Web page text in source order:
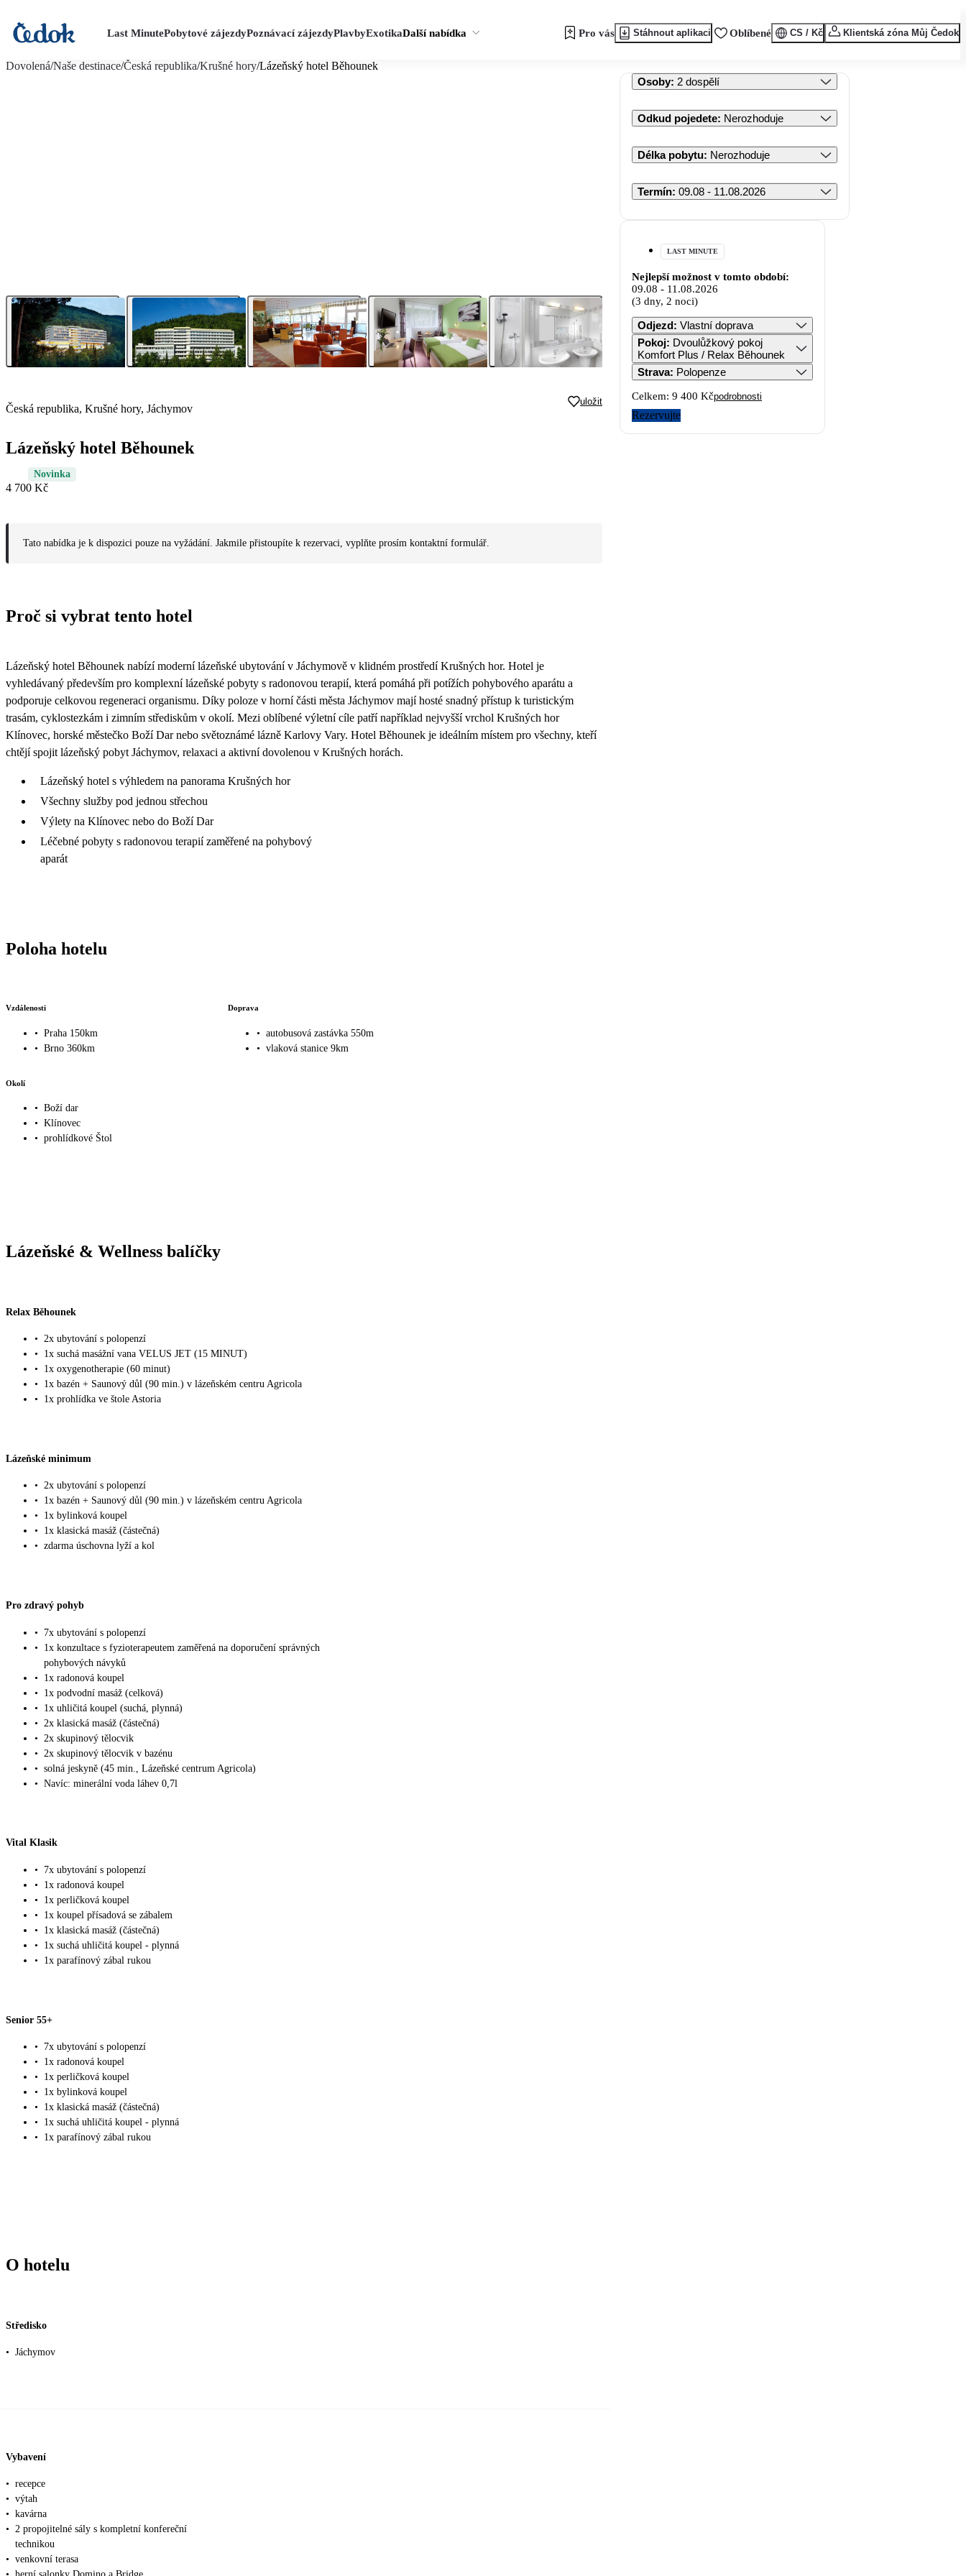
Last MinutePobytové zájezdyPoznávací zájezdyPlavbyExotikaDalší nabídka Pro vás Stáhnout aplikaci Oblíbené CS / Kč Klientská zóna Můj Čedok
Dovolená/Naše destinace/Česká republika/Krušné hory/Lázeňský hotel Běhounek
Česká republika, Krušné hory, Jáchymov
uložit
Lázeňský hotel Běhounek
Novinka
4 700 Kč
Tato nabídka je k dispozici pouze na vyžádání. Jakmile přistoupíte k rezervaci, vyplňte prosím kontaktní formulář.
Proč si vybrat tento hotel
Lázeňský hotel Běhounek nabízí moderní lázeňské ubytování v Jáchymově v klidném prostředí Krušných hor. Hotel je
vyhledávaný především pro komplexní lázeňské pobyty s radonovou terapií, která pomáhá při potížích pohybového aparátu a
podporuje celkovou regeneraci organismu. Díky poloze v horní části města Jáchymov mají hosté snadný přístup k turistickým
trasám, cyklostezkám i zimním střediskům v okolí. Mezi oblíbené výletní cíle patří například nejvyšší vrchol Krušných hor
Klínovec, horské městečko Boží Dar nebo světoznámé lázně Karlovy Vary. Hotel Běhounek je ideálním místem pro všechny, kteří
chtějí spojit lázeňský pobyt Jáchymov, relaxaci a aktivní dovolenou v Krušných horách.
Lázeňský hotel s výhledem na panorama Krušných hor
Všechny služby pod jednou střechou
Výlety na Klínovec nebo do Boží Dar
Léčebné pobyty s radonovou terapií zaměřené na pohybový
aparát
Poloha hotelu
Vzdálenosti
• Praha 150km
• Brno 360km
Doprava
• autobusová zastávka 550m
• vlaková stanice 9km
Okolí
• Boží dar
• Klínovec
• prohlídkové Štol
Lázeňské & Wellness balíčky
Relax Běhounek
• 2x ubytování s polopenzí
•
1x suchá masážní vana VELUS JET (15 MINUT)
•
1x oxygenotherapie (60 minut)
•
1x bazén + Saunový důl (90 min.) v lázeňském centru Agricola
•
1x prohlídka ve štole Astoria
Lázeňské minimum
• 2x ubytování s polopenzí
•
1x bazén + Saunový důl (90 min.) v lázeňském centru Agricola
•
1x bylinková koupel
•
1x klasická masáž (částečná)
• zdarma úschovna lyží a kol
Pro zdravý pohyb
•
7x ubytování s polopenzí
•
1x konzultace s fyzioterapeutem zaměřená na doporučení správných
pohybových návyků
•
1x radonová koupel
•
1x podvodní masáž (celková)
•
1x uhličitá koupel (suchá, plynná)
•
2x klasická masáž (částečná)
•
2x skupinový tělocvik
•
2x skupinový tělocvik v bazénu
• solná jeskyně (45 min., Lázeňské centrum Agricola)
• Navíc: minerální voda láhev 0,7l
Vital Klasik
•
7x ubytování s polopenzí
•
1x radonová koupel
•
1x perličková koupel
•
1x koupel přísadová se zábalem
•
1x klasická masáž (částečná)
•
1x suchá uhličitá koupel - plynná
•
1x parafínový zábal rukou
Senior 55+
•
7x ubytování s polopenzí
•
1x radonová koupel
•
1x perličková koupel
•
1x bylinková koupel
•
1x klasická masáž (částečná)
•
1x suchá uhličitá koupel - plynná
•
1x parafínový zábal rukou
O hotelu
Středisko
• Jáchymov
Vybavení
• recepce
• výtah
• kavárna
• 2 propojitelné sály s kompletní konfereční
technikou
• venkovní terasa
Osoby: 2 dospělí
Odkud pojedete: Nerozhoduje
Délka pobytu: Nerozhoduje
Termín: 09.08 - 11.08.2026
LAST MINUTE
Nejlepší možnost v tomto období:
09.08 - 11.08.2026
(3 dny, 2 noci)
Odjezd: Vlastní doprava
Pokoj: Dvoulůžkový pokoj
Komfort Plus / Relax Běhounek
Strava: Polopenze
Celkem: 9 400 Kčpodrobnosti
Rezervujte